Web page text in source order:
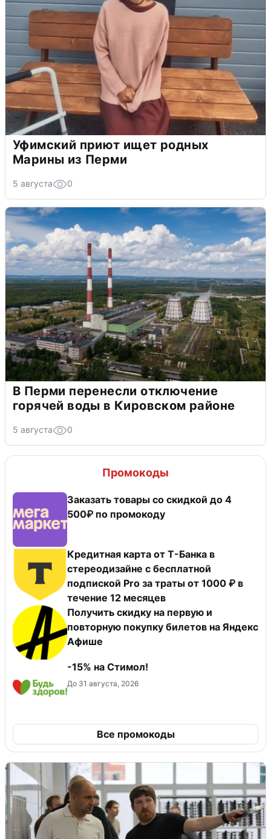
Уфимский приют ищет родных
Марины из Перми
5 августа 0
В Перми перенесли отключение
горячей воды в Кировском районе
5 августа 0
Промокоды
Заказать товары со скидкой до 4
500₽ по промокоду
Кредитная карта от Т-Банка в
стереодизайне с бесплатной
подпиской Pro за траты от 1000 ₽ в
течение 12 месяцев
Получить скидку на первую и
повторную покупку билетов на Яндекс
Афише
-15% на Стимол!
До 31 августа, 2026
Все промокоды